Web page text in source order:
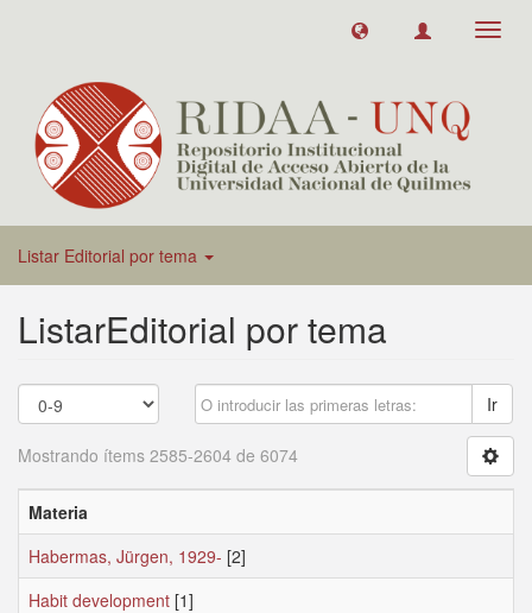
Listar Editorial por tema
ListarEditorial por tema
Ir
Mostrando ítems 2585-2604 de 6074
Materia
Habermas, Jürgen, 1929- [2]
Habit development [1]